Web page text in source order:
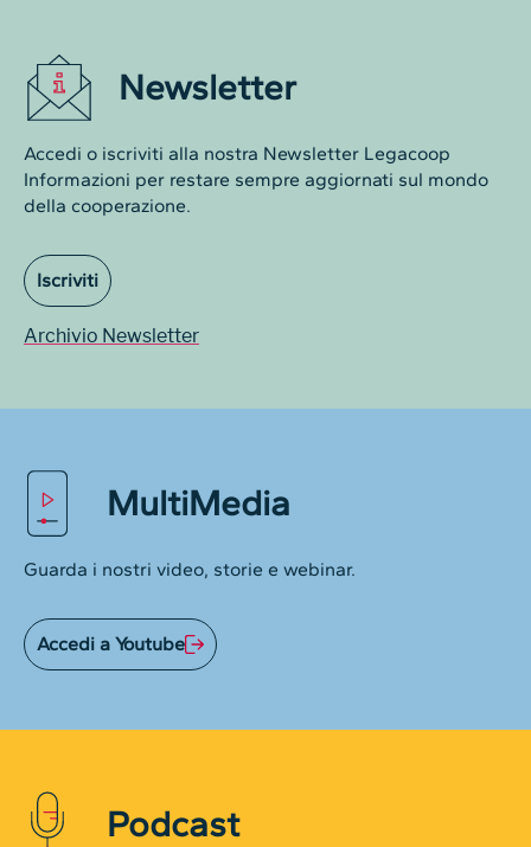
Newsletter
Accedi o iscriviti alla nostra Newsletter Legacoop
Informazioni per restare sempre aggiornati sul mondo
della cooperazione.
Iscriviti
Archivio Newsletter
MultiMedia
Guarda i nostri video, storie e webinar.
Accedi a Youtube
Podcast